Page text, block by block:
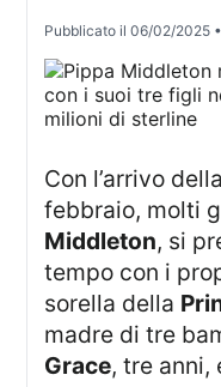
Pubblicato il06/02/2025
Con l’arrivo della pausa scolastica di
febbraio, molti
Middleton, si
tempo con i
sorella della
madre di tre
Grace, tre anni,